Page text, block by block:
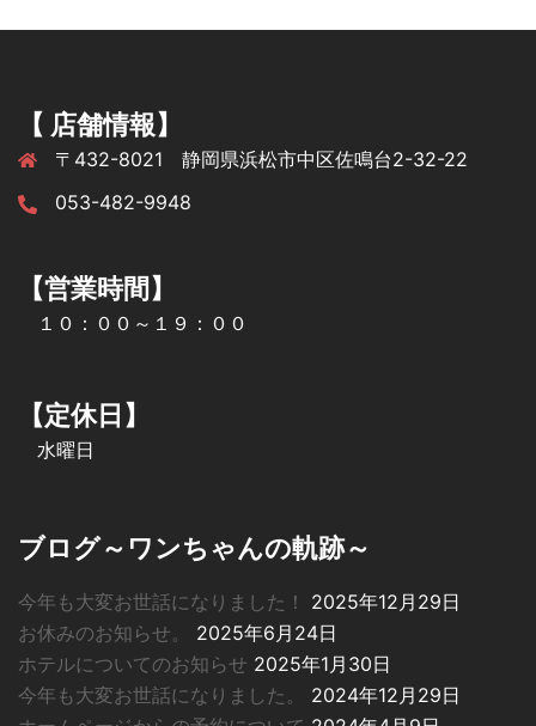
【 店舗情報】
〒432-8021 静岡県浜松市中区佐鳴台2-32-22
053-482-9948
【営業時間】
１０：００～１９：００
【定休日】
水曜日
ブログ～ワンちゃんの軌跡～
今年も大変お世話になりました！
2025年12月29日
お休みのお知らせ。
2025年6月24日
ホテルについてのお知らせ 2025年1月30日
今年も大変お世話になりました。
2024年12月29日